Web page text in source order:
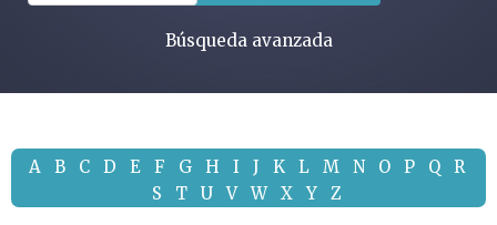
Búsqueda avanzada
A B C D E F G H I J K L M N O P Q
R
S
T U V W X Y Z